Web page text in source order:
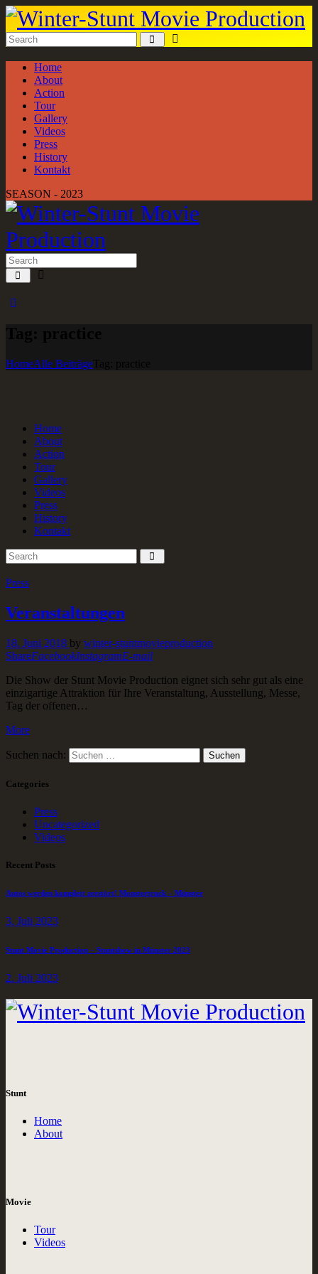
Home
About
Action
Tour
Gallery
Videos
Press
History
Kontakt
SEASON - 2023
HomeAlle Beiträge
Home
About
Action
Tour
Gallery
Videos
Press
History
Kontakt
Press
Veranstaltungen
18. Juni 2018 by winter-stuntmovieproduction
ShareFacebookInstagramE-mail
Die Show der Stunt Movie Production eignet sich sehr gut als eine
einzigartige Attraktion für Ihre Veranstaltung, Ausstellung, Messe,
Tag der offenen…
More
Suchen nach:
Categories
Press
Uncategorized
Videos
Recent Posts
Autos werden komplett zerstört! Monstertruck – Münster
3. Juli 2023
Stunt Movie Production – Stuntshow in Münster 2023
2. Juli 2023
Stunt
Home
About
Movie
Tour
Videos